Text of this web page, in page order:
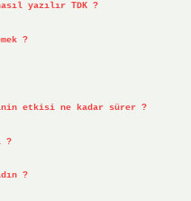
yazılır TDK ?
?
etkisi ne kadar sürer ?
?
?